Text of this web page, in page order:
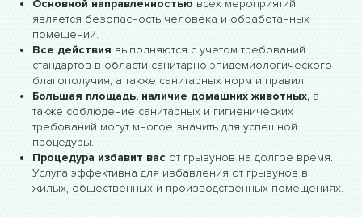
Основной направленностью всех мероприятий
является безопасность человека и обработанных
помещений.
Все действия выполняются с учетом требований
стандартов в области санитарно-эпидемиологического
благополучия, а также санитарных норм и правил.
Большая площадь, наличие домашних животных, а
также соблюдение санитарных и гигиенических
требований могут многое значить для успешной
процедуры.
Процедура избавит вас от грызунов на долгое время.
Услуга эффективна для избавления от грызунов в
жилых, общественных и производственных помещениях.